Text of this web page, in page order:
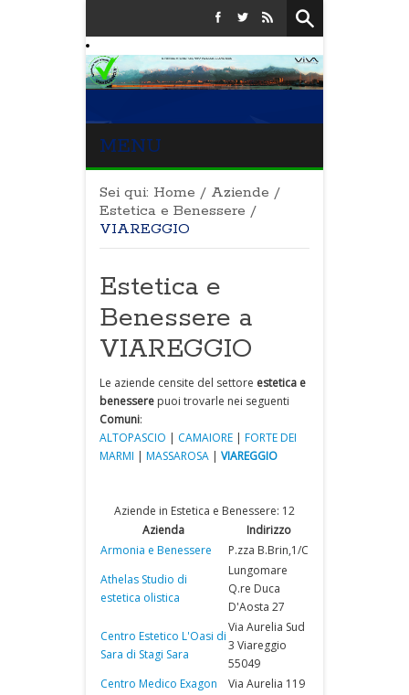
MENU
Sei qui: Home / Aziende /
Estetica e Benessere /
VIAREGGIO
Estetica e
Benessere a
VIAREGGIO
Le aziende censite del settore estetica e
benessere puoi trovarle nei seguenti
Comuni:
ALTOPASCIO | CAMAIORE | FORTE DEI
MARMI | MASSAROSA | VIAREGGIO
Aziende in Estetica e Benessere: 12
Azienda
Indirizzo
Armonia e Benessere
P.zza B.Brin,1/C
Athelas Studio di
estetica olistica
Lungomare
Q.re Duca
D'Aosta 27
Centro Estetico L'Oasi di
Sara di Stagi Sara
Via Aurelia Sud
3 Viareggio
55049
Centro Medico Exagon
Via Aurelia 119